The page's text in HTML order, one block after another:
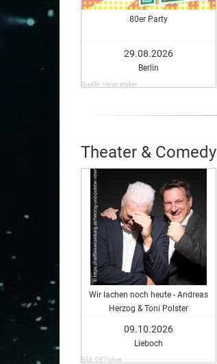
80er Party
29.08.2026
Berlin
Quelle: Veranstalter
Theater & Comedy
Wir lachen noch heute - Andreas
Herzog & Toni Polster
09.10.2026
Lieboch
Bild: OETicket